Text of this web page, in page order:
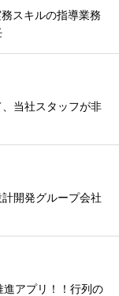
スキルの指導業務
、当社スタッフが非
開発グループ会社
進アプリ！！行列の